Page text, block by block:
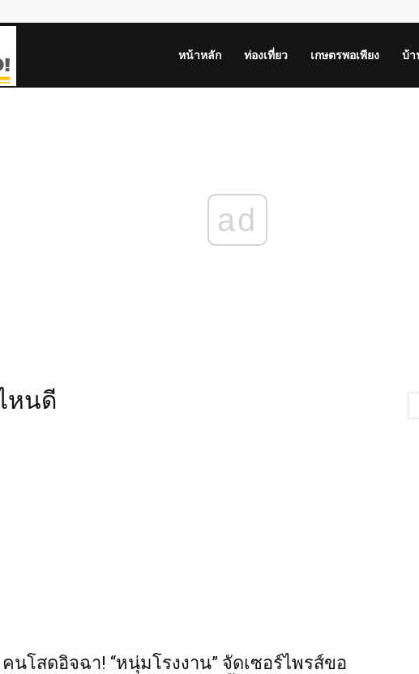
หน้าหลัก ท่องเที่ยว เกษตรพอเพียง บ้
ad
หนดี
คนโสดอิจฉา! “หนุ่มโรงงาน” จัดเซอร์ไพรส์ขอ